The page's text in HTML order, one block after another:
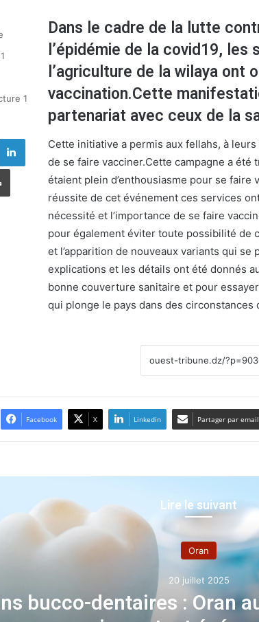
Dans le cadre de la lutte
l’épidémie de la covid19, les
l’agriculture de la wilaya ont
vaccination.Cette
partenariat avec ceux de la
Cette initiative a permis aux fellahs, à
de se faire vacciner.Cette campagne a
étaient plein d’enthousiasme pour se
réussite de cet événement ces services
nécessité et l’importance de se faire
pour également éviter toute possibilité de
et l’apparition de nouveaux variants qui
explications et les détails ont été donnés
bonne couverture sanitaire et pour
qui plonge le pays dans des
1
Linkedin
Imprimer
Facebook X Linkedin Partager par email
Lire le suivant
Oran
20 juillet 2025
bucco-dentaires : Oran